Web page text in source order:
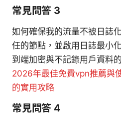
常見問答 3
如何確保我的流量不被日誌
任的節點，並啟用日誌最小
到端加密與不記錄用戶資料
2026年最佳免費vpn推薦與
的實用攻略
常見問答 4